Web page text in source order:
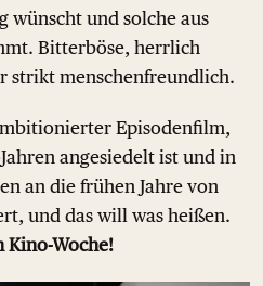
wünscht und solche aus
Bitterböse, herrlich
strikt menschenfreundlich.
Episodenfilm,
angesiedelt ist und in
an die frühen Jahre von
und das will was heißen.
Kino-Woche!